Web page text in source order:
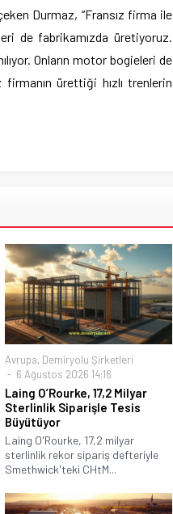
Durmaz, “Fransız firma ile
de fabrikamızda üretiyoruz.
Onların motor bogieleri de
ürettiği hızlı trenlerin
Avrupa, Demiryolu Şirketleri
6 Ağustos 2026 14:16
Laing O’Rourke, 17,2 Milyar
Sterlinlik Siparişle Tesis
Büyütüyor
Laing O'Rourke, 17,2 milyar
sterlinlik rekor sipariş defteriyle
Smethwick'teki CHtM...